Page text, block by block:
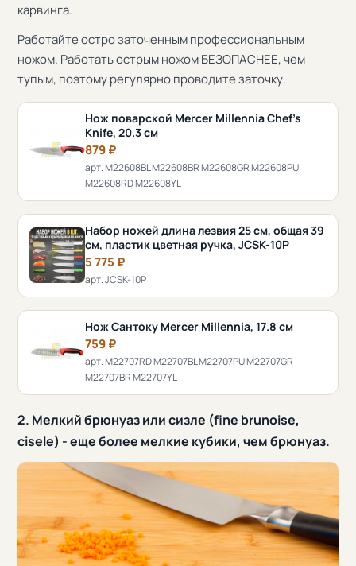
карвинга.
Работайте остро заточенным профессиональным
ножом. Работать острым ножом БЕЗОПАСНЕЕ, чем
тупым, поэтому регулярно проводите заточку.
Нож поварской Mercer Millennia Chef's
Knife, 20.3 см
879 ₽
арт. M22608BL M22608BR M22608GR M22608PU
M22608RD M22608YL
Набор ножей длина лезвия 25 см, общая 39
см, пластик цветная ручка, JCSK-10P
5 775 ₽
арт. JCSK-10P
Нож Сантоку Mercer Millennia, 17.8 см
759 ₽
арт. M22707RD M22707BL M22707PU M22707GR
M22707BR M22707YL
2. Мелкий брюнуаз или сизле (fine brunoise,
cisele) - еще более мелкие кубики, чем брюнуаз.